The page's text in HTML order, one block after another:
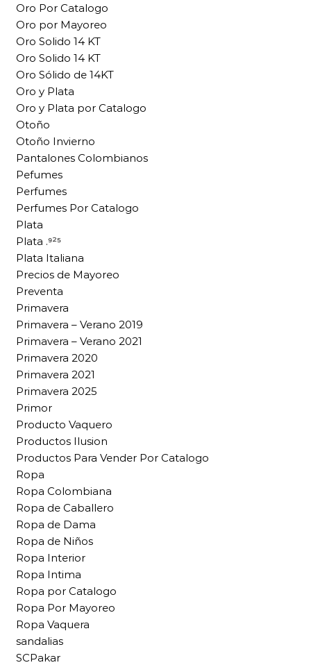
Oro Por Catalogo
Oro por Mayoreo
Oro Solido 14 KT
Oro Solido 14 KT
Oro Sólido de 14KT
Oro y Plata
Oro y Plata por Catalogo
Otoño
Otoño Invierno
Pantalones Colombianos
Pefumes
Perfumes
Perfumes Por Catalogo
Plata
Plata .⁹²⁵
Plata Italiana
Precios de Mayoreo
Preventa
Primavera
Primavera – Verano 2019
Primavera – Verano 2021
Primavera 2020
Primavera 2021
Primavera 2025
Primor
Producto Vaquero
Productos Ilusion
Productos Para Vender Por Catalogo
Ropa
Ropa Colombiana
Ropa de Caballero
Ropa de Dama
Ropa de Niños
Ropa Interior
Ropa Intima
Ropa por Catalogo
Ropa Por Mayoreo
Ropa Vaquera
sandalias
SCPakar